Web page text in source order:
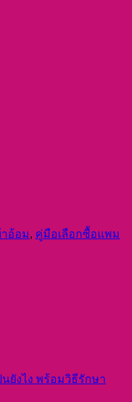
าอ้อม, คู่มือเลือกซื้อแพม
ยังไง พร้อมวิธีรักษา